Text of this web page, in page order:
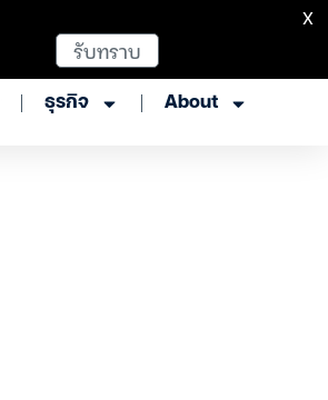
ธุรกิจ About
รับทราบ
X